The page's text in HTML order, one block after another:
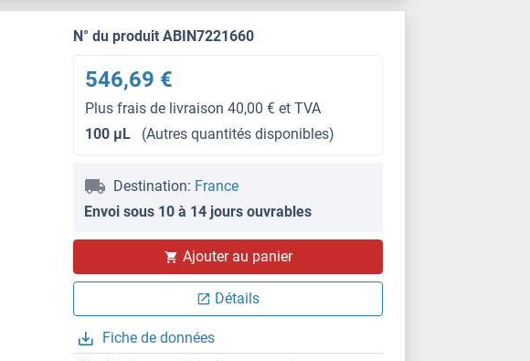
N° du produit ABIN7221660
546,69 €
Plus frais de livraison 40,00 € et TVA
100 μL
(Autres quantités disponibles)
Destination: France
Envoi sous 10 à 14 jours ouvrables
Ajouter au panier
Détails
Fiche de données